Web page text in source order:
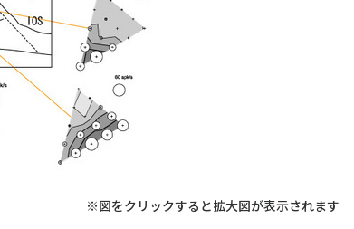
※図をクリックすると拡大図が表示されます